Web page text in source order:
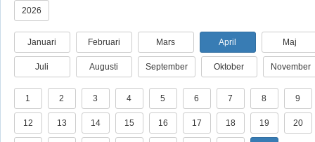
2026
Januari Februari Mars April Maj
Juli Augusti September Oktober November
1 2 3 4 5 6 7 8 9
12 13 14 15 16 17 18 19 20